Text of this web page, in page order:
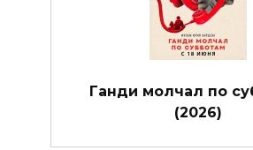
Ганди молчал по
(2026)